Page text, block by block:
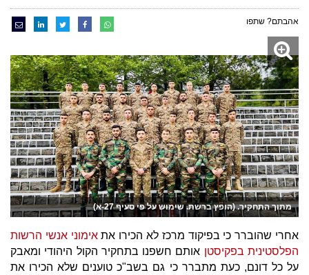
אהבתם? שתפו
מתוך התחקיר. (הופץ ברשת. שימוש על פי סעיף 27-א)
אחרי שהוברר כי בפיקוד מרכז לא הכירו אתאימוני אנשי הרשות
הפלסטינית בפקיסטן אותם חשפנו בתחקיר הקול היהודי ומאבק
על כל דונם, כעת מתברר כי גם בשב"כ טוענים שלא הכירו את